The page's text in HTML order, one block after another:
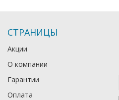
СТРАНИЦЫ
Акции
О компании
Гарантии
Оплата